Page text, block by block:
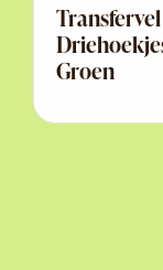
Transfervel
Groen